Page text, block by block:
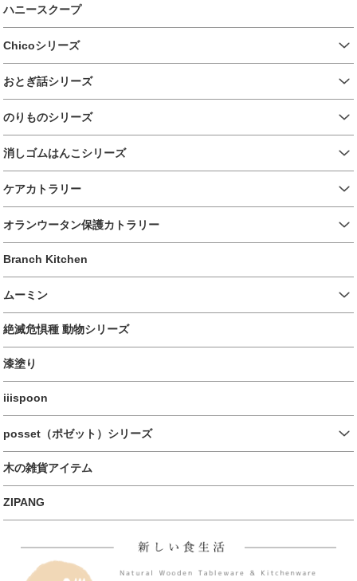
ハニースクープ
Chicoシリーズ
おとぎ話シリーズ
のりものシリーズ
消しゴムはんこシリーズ
ケアカトラリー
オランウータン保護カトラリー
Branch Kitchen
ムーミン
絶滅危惧種 動物シリーズ
漆塗り
iiispoon
posset（ポゼット）シリーズ
木の雑貨アイテム
ZIPANG